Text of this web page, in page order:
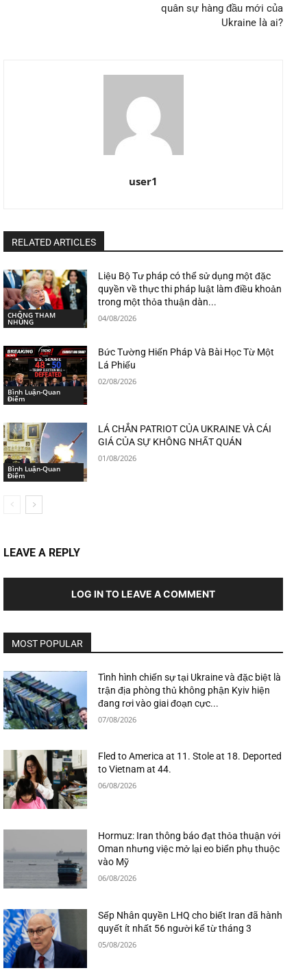
quân sự hàng đầu mới của
Ukraine là ai?
user1
RELATED ARTICLES
CHỐNG THAM
NHŨNG
Liệu Bộ Tư pháp có thể sử dụng một đặc
quyền về thực thi pháp luật làm điều khoản
trong một thỏa thuận dàn...
04/08/2026
Bình Luận-Quan
Điểm
Bức Tường Hiến Pháp Và Bài Học Từ Một
Lá Phiếu
02/08/2026
Bình Luận-Quan
Điểm
LÁ CHẮN PATRIOT CỦA UKRAINE VÀ CÁI
GIÁ CỦA SỰ KHÔNG NHẤT QUÁN
01/08/2026
LEAVE A REPLY
LOG IN TO LEAVE A COMMENT
MOST POPULAR
Tình hình chiến sự tại Ukraine và đặc biệt là
trận địa phòng thủ không phận Kyiv hiện
đang rơi vào giai đoạn cực...
07/08/2026
Fled to America at 11. Stole at 18. Deported
to Vietnam at 44.
06/08/2026
Hormuz: Iran thông báo đạt thỏa thuận với
Oman nhưng việc mở lại eo biển phụ thuộc
vào Mỹ
06/08/2026
Sếp Nhân quyền LHQ cho biết Iran đã hành
quyết ít nhất 56 người kể từ tháng 3
05/08/2026